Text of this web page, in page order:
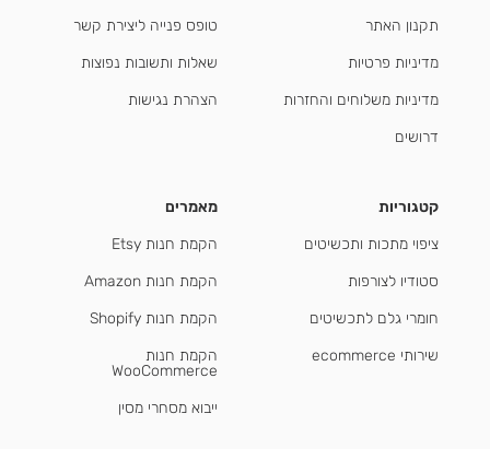
תקנון האתר
מדיניות פרטיות
מדיניות משלוחים והחזרות
דרושים
טופס פנייה ליצירת קשר
שאלות ותשובות נפוצות
הצהרת נגישות
קטגוריות
ציפוי מתכות ותכשיטים
סטודיו לצורפות
חומרי גלם לתכשיטים
שירותי ecommerce
מאמרים
הקמת חנות Etsy
הקמת חנות Amazon
הקמת חנות Shopify
הקמת חנות
WooCommerce
ייבוא מסחרי מסין